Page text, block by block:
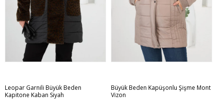
Leopar Garnili Büyük Beden
Kapitone Kaban Siyah
Büyük Beden Kapüşonlu Şişme Mont
Vizon